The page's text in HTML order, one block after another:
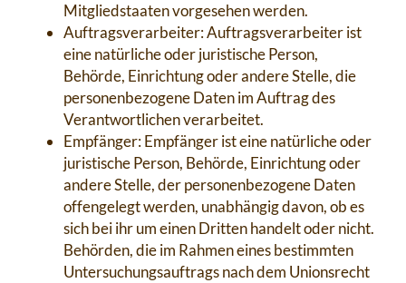
Mitgliedstaaten vorgesehen werden.
Auftragsverarbeiter: Auftragsverarbeiter ist
eine natürliche oder juristische Person,
Behörde, Einrichtung oder andere Stelle, die
personenbezogene Daten im Auftrag des
Verantwortlichen verarbeitet.
Empfänger: Empfänger ist eine natürliche oder
juristische Person, Behörde, Einrichtung oder
andere Stelle, der personenbezogene Daten
offengelegt werden, unabhängig davon, ob es
sich bei ihr um einen Dritten handelt oder nicht.
Behörden, die im Rahmen eines bestimmten
Untersuchungsauftrags nach dem Unionsrecht